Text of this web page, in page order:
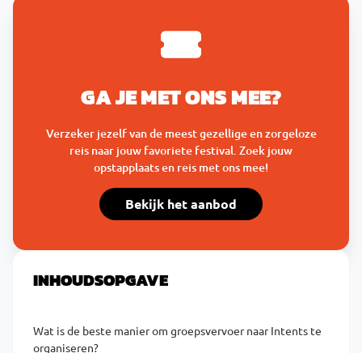
GA JE MET ONS MEE?
Verzeker jezelf van de meest gezellige en zorgeloze
reis naar jouw favoriete festival. Zoek jouw
opstapplaats en reis met ons mee!
Bekijk het aanbod
INHOUDSOPGAVE
Wat is de beste manier om groepsvervoer naar Intents te
organiseren?